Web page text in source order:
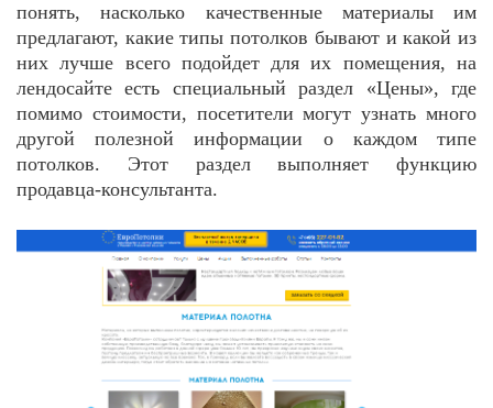
понять, насколько качественные материалы им
предлагают, какие типы потолков бывают и какой из
них лучше всего подойдет для их помещения, на
лендосайте есть специальный раздел «Цены», где
помимо стоимости, посетители могут узнать много
другой полезной информации о каждом типе
потолков. Этот раздел выполняет функцию
продавца-консультанта.